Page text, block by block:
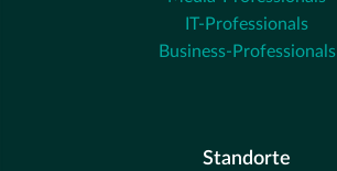
IT-Professionals
Business-Professionals
Standorte